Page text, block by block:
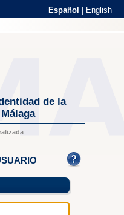
Español English
de la